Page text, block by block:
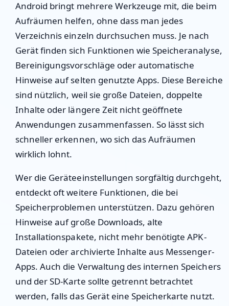
Android bringt mehrere Werkzeuge mit, die beim
Aufräumen helfen, ohne dass man jedes
Verzeichnis einzeln durchsuchen muss. Je nach
Gerät finden sich Funktionen wie Speicheranalyse,
Bereinigungsvorschläge oder automatische
Hinweise auf selten genutzte Apps. Diese Bereiche
sind nützlich, weil sie große Dateien, doppelte
Inhalte oder längere Zeit nicht geöffnete
Anwendungen zusammenfassen. So lässt sich
schneller erkennen, wo sich das Aufräumen
wirklich lohnt.
Wer die Geräteeinstellungen sorgfältig durchgeht,
entdeckt oft weitere Funktionen, die bei
Speicherproblemen unterstützen. Dazu gehören
Hinweise auf große Downloads, alte
Installationspakete, nicht mehr benötigte APK-
Dateien oder archivierte Inhalte aus Messenger-
Apps. Auch die Verwaltung des internen Speichers
und der SD-Karte sollte getrennt betrachtet
werden, falls das Gerät eine Speicherkarte nutzt.